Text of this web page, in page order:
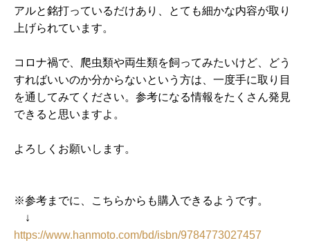
アルと銘打っているだけあり、とても細かな内容が取り
上げられています。
コロナ禍で、爬虫類や両生類を飼ってみたいけど、どう
すればいいのか分からないという方は、一度手に取り目
を通してみてください。参考になる情報をたくさん発見
できると思いますよ。
よろしくお願いします。
※参考までに、こちらからも購入できるようです。
↓
https://www.hanmoto.com/bd/isbn/9784773027457